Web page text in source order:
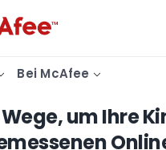
Bei McAfee
um Ihre